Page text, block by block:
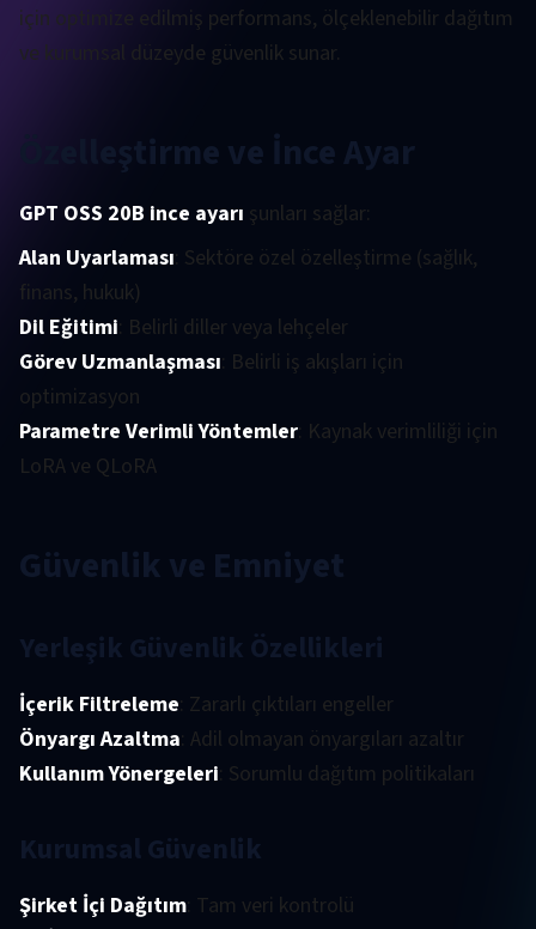
için optimize edilmiş performans, ölçeklenebilir dağıtım
ve kurumsal düzeyde güvenlik sunar.
Özelleştirme ve İnce Ayar
GPT OSS 20B ince ayarı şunları sağlar:
Alan Uyarlaması: Sektöre özel özelleştirme (sağlık,
finans, hukuk)
Dil Eğitimi: Belirli diller veya lehçeler
Görev Uzmanlaşması: Belirli iş akışları için
optimizasyon
Parametre Verimli Yöntemler: Kaynak verimliliği için
LoRA ve QLoRA
Güvenlik ve Emniyet
Yerleşik Güvenlik Özellikleri
İçerik Filtreleme: Zararlı çıktıları engeller
Önyargı Azaltma: Adil olmayan önyargıları azaltır
Kullanım Yönergeleri: Sorumlu dağıtım politikaları
Kurumsal Güvenlik
Şirket İçi Dağıtım: Tam veri kontrolü